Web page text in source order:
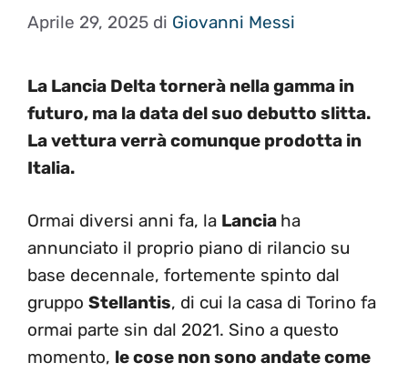
Aprile 29, 2025 di Giovanni Messi
La Lancia Delta tornerà nella gamma in
futuro, ma la data del suo debutto slitta.
La vettura verrà comunque prodotta in
Italia.
Ormai diversi anni fa, la Lancia ha
annunciato il proprio piano di rilancio su
base decennale, fortemente spinto dal
gruppo Stellantis, di cui la casa di Torino fa
ormai parte sin dal 2021. Sino a questo
momento, le cose non sono andate come